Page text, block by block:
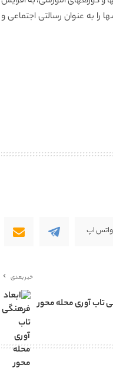
را به عنوان رسالتی اجتماعی و
واتس اپ
خبر بعدی
تاب آوری محله محور